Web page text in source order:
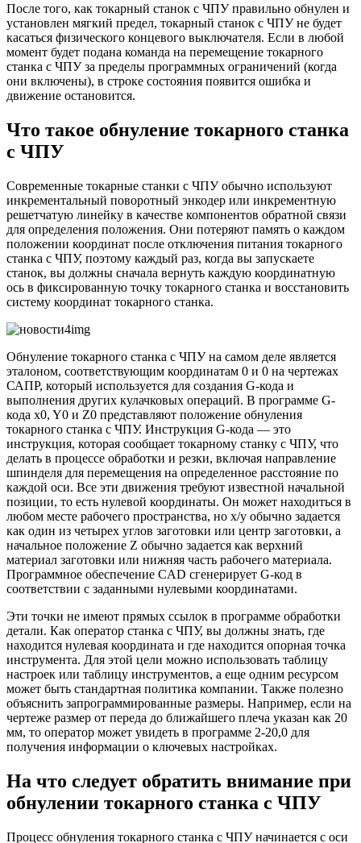
После того, как токарный станок с ЧПУ правильно обнулен и
установлен мягкий предел, токарный станок с ЧПУ не будет
касаться физического концевого выключателя. Если в любой
момент будет подана команда на перемещение токарного
станка с ЧПУ за пределы программных ограничений (когда
они включены), в строке состояния появится ошибка и
движение остановится.
Что такое обнуление токарного станка
с ЧПУ
Современные токарные станки с ЧПУ обычно используют
инкрементальный поворотный энкодер или инкрементную
решетчатую линейку в качестве компонентов обратной связи
для определения положения. Они потеряют память о каждом
положении координат после отключения питания токарного
станка с ЧПУ, поэтому каждый раз, когда вы запускаете
станок, вы должны сначала вернуть каждую координатную
ось в фиксированную точку токарного станка и восстановить
систему координат токарного станка.
Обнуление токарного станка с ЧПУ на самом деле является
эталоном, соответствующим координатам 0 и 0 на чертежах
САПР, который используется для создания G-кода и
выполнения других кулачковых операций. В программе G-
кода x0, Y0 и Z0 представляют положение обнуления
токарного станка с ЧПУ. Инструкция G-кода — это
инструкция, которая сообщает токарному станку с ЧПУ, что
делать в процессе обработки и резки, включая направление
шпинделя для перемещения на определенное расстояние по
каждой оси. Все эти движения требуют известной начальной
позиции, то есть нулевой координаты. Он может находиться в
любом месте рабочего пространства, но x/y обычно задается
как один из четырех углов заготовки или центр заготовки, а
начальное положение Z обычно задается как верхний
материал заготовки или нижняя часть рабочего материала.
Программное обеспечение CAD сгенерирует G-код в
соответствии с заданными нулевыми координатами.
Эти точки не имеют прямых ссылок в программе обработки
детали. Как оператор станка с ЧПУ, вы должны знать, где
находится нулевая координата и где находится опорная точка
инструмента. Для этой цели можно использовать таблицу
настроек или таблицу инструментов, а еще одним ресурсом
может быть стандартная политика компании. Также полезно
объяснить запрограммированные размеры. Например, если на
чертеже размер от переда до ближайшего плеча указан как 20
мм, то оператор может увидеть в программе 2-20,0 для
получения информации о ключевых настройках.
На что следует обратить внимание при
обнулении токарного станка с ЧПУ
Процесс обнуления токарного станка с ЧПУ начинается с оси